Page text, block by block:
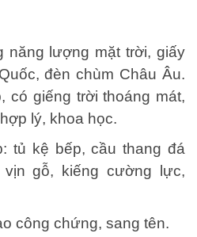
năng lượng mặt trời, giấy
đèn chùm Châu Âu.
có giếng trời thoáng mát,
lý, khoa học.
tủ kệ bếp, cầu thang đá
vịn gỗ, kiếng cường lực,
công chứng, sang tên.